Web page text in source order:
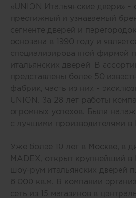
« UNION Итальянские двери » -
престижный и узнаваемый
сегменте дверей и
основана в 1990 году и
специализированной фирмой
итальянских дверей. В
представлены более 50
фабрик, часть из них -
UNION. За 28 лет работы
огромных успехов. Были
с лучшими производителями в
Уже более 10 лет в Москве, в
MADEX, открыт крупнейший в
шоу-рум итальянских дверей
6 000 кв.м. В компании
сеть из 15 магазинов в